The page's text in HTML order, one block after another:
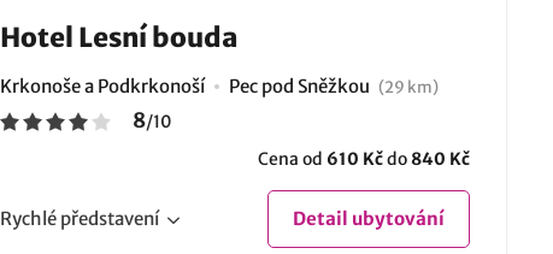
Hotel Lesní bouda
Krkonoše a Podkrkonoší Pec pod Sněžkou (29 km)
8/10
Cena od 610 Kčdo 840 Kč
Rychlé představení Detail ubytování